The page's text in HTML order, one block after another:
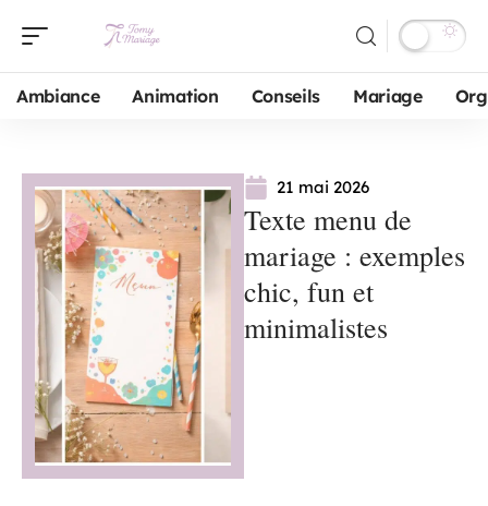
Ambiance Animation Conseils Mariage
21 mai 2026
Texte menu de
mariage : exemples
chic, fun et
minimalistes